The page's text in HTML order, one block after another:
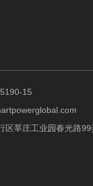
15
区莘庄工业园春光路